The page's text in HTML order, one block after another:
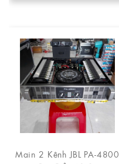
Main 2 Kênh JBL PA-4800